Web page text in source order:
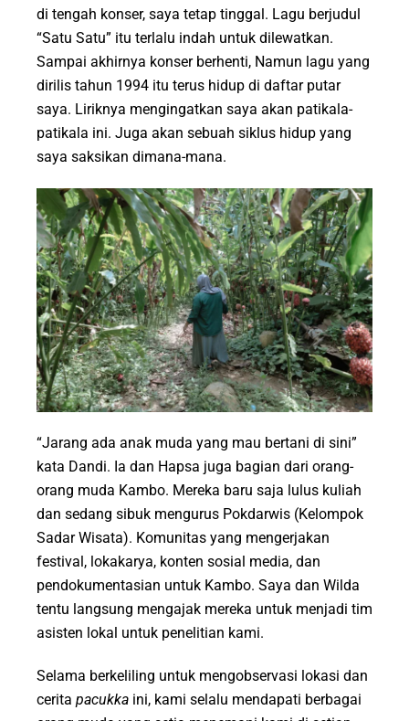
di tengah konser, saya tetap tinggal. Lagu berjudul
“Satu Satu” itu terlalu indah untuk dilewatkan.
Sampai akhirnya konser berhenti, Namun lagu yang
dirilis tahun 1994 itu terus hidup di daftar putar
saya. Liriknya mengingatkan saya akan patikala-
patikala ini. Juga akan sebuah siklus hidup yang
saya saksikan dimana-mana.
“Jarang ada anak muda yang mau bertani di sini”
kata Dandi. Ia dan Hapsa juga bagian dari orang-
orang muda Kambo. Mereka baru saja lulus kuliah
dan sedang sibuk mengurus Pokdarwis (Kelompok
Sadar Wisata). Komunitas yang mengerjakan
festival, lokakarya, konten sosial media, dan
pendokumentasian untuk Kambo. Saya dan Wilda
tentu langsung mengajak mereka untuk menjadi tim
asisten lokal untuk penelitian kami.
Selama berkeliling untuk mengobservasi lokasi dan
cerita pacukka ini, kami selalu mendapati berbagai